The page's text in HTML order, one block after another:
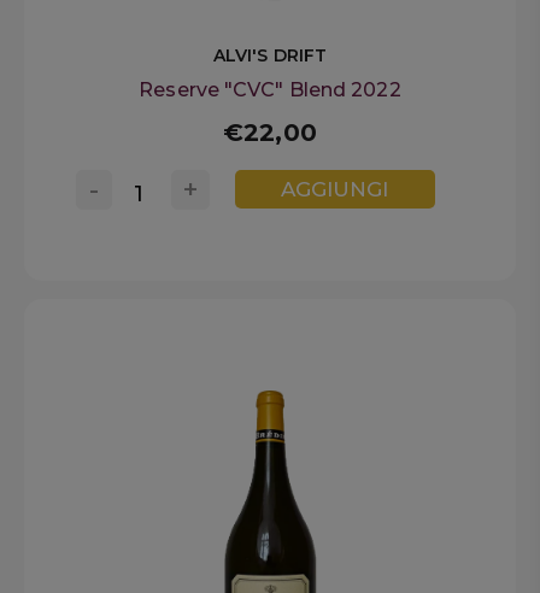
ALVI'S DRIFT
Reserve "CVC" Blend 2022
€22,00
+
- AGGIUNGI